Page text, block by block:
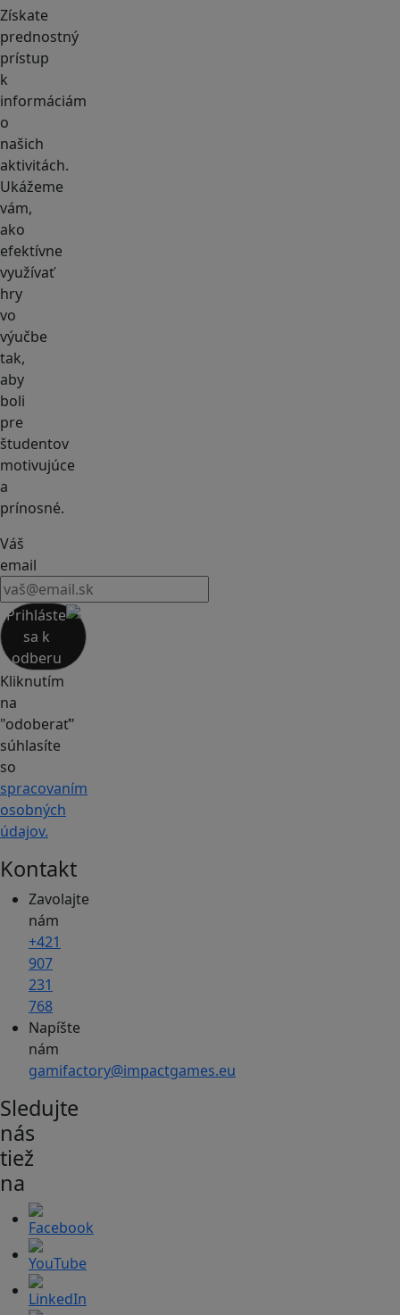
Získate
prednostný
prístup
k
informáciám
o
našich
aktivitách.
Ukážeme
vám,
ako
efektívne
využívať
hry
vo
výučbe
tak,
aby
boli
pre
študentov
motivujúce
a
prínosné.
Váš
email
Prihláste
sa k
odberu
Kliknutím
na
"odoberať"
súhlasíte
so
spracovaním
osobných
údajov.
Kontakt
Zavolajte
nám
+421
907
231
768
Napíšte
nám
gamifactory@impactgames.eu
Sledujte
nás
tiež
na